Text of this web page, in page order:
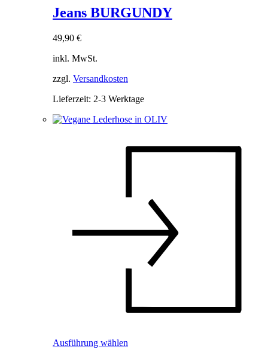
weist
mehrere
auf
der
Produktseite
gewählt
werden
Jeans BURGUNDY
49,90 €
inkl. MwSt.
zzgl. Versandkosten
Lieferzeit: 2-3 Werktage
Ausführung wählen